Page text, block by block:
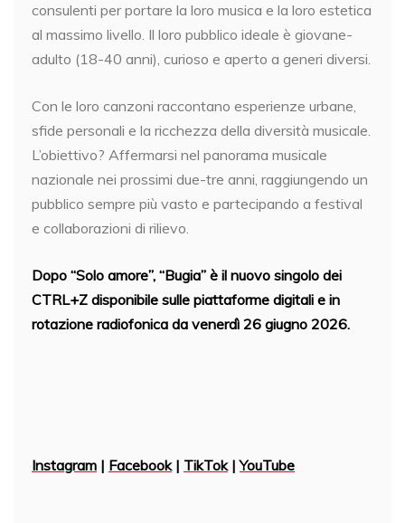
consulenti per portare la loro musica e la loro estetica
al massimo livello. Il loro pubblico ideale è giovane-
adulto (18-40 anni), curioso e aperto a generi diversi.
Con le loro canzoni raccontano esperienze urbane,
sfide personali e la ricchezza della diversità musicale.
L’obiettivo? Affermarsi nel panorama musicale
nazionale nei prossimi due-tre anni, raggiungendo un
pubblico sempre più vasto e partecipando a festival
e collaborazioni di rilievo.
Dopo “Solo amore”, “Bugia” è il nuovo singolo dei
CTRL+Z disponibile sulle piattaforme digitali e in
rotazione radiofonica da venerdì 26 giugno 2026.
Instagram | Facebook| TikTok|YouTube